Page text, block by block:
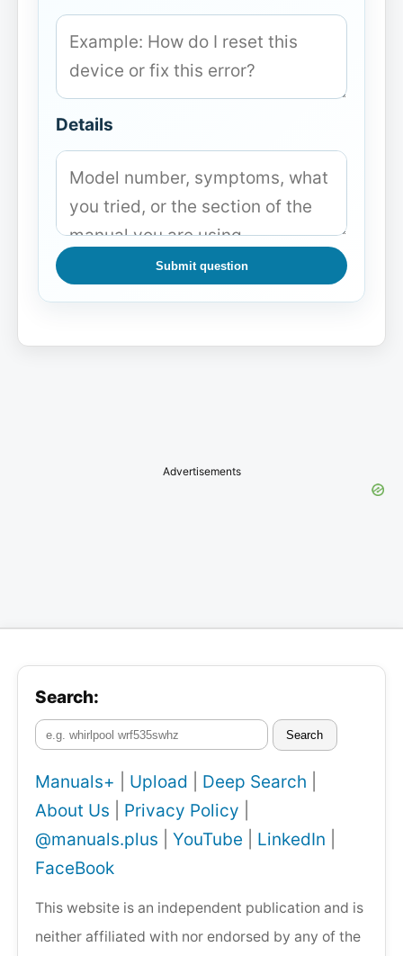
Details
Submit question
Advertisements
Search:
Search
Manuals+ Upload Deep Search
About Us
Privacy Policy
@manuals.plus
YouTube LinkedIn
FaceBook
This website is an independent publication and is
neither affiliated with nor endorsed by any of the